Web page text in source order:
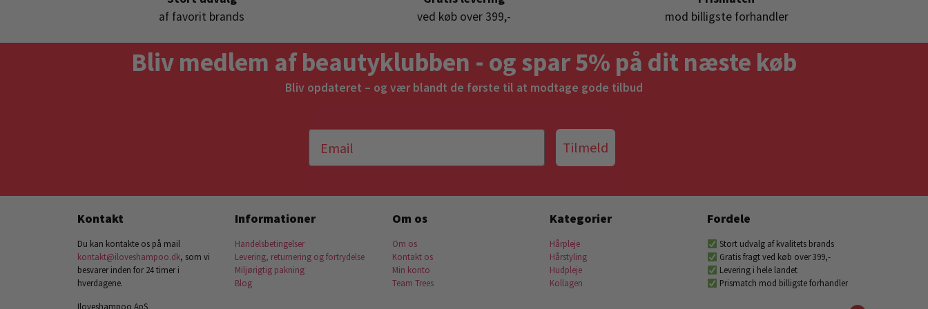
af favorit brands
ved køb over 399,-
mod billigste forhandler
Bliv medlem af beautyklubben - og spar 5% på dit næste køb
Bliv opdateret – og vær blandt de første til at modtage gode tilbud
Tilmeld
Kontakt
Du kan kontakte os på mail
kontakt@iloveshampoo.dk, som vi
besvarer inden for 24 timer i
hverdagene.
Iloveshampoo ApS
Informationer
Handelsbetingelser
Levering, returnering og fortrydelse
Miljørigtig pakning
Blog
Om os
Om os
Kontakt os
Min konto
Team Trees
Kategorier
Hårpleje
Hårstyling
Hudpleje
Kollagen
Fordele
Stort udvalg af kvalitets brands
Gratis fragt ved køb over 399,-
Levering i hele landet
Prismatch mod billigste forhandler